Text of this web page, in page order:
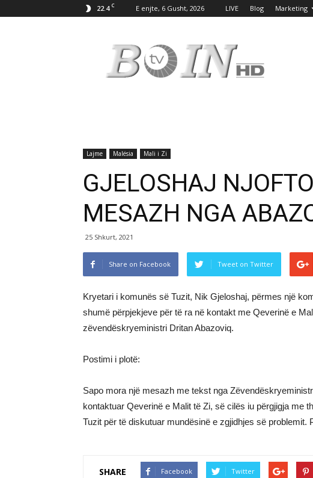
22.4 C E enjte, 6 Gusht, 2026 LIVE Blog Marketing
Boin
Lajme Malësia Mali i Zi
GJELOSHAJ
MESAZH NGA
25 Shkurt, 2021
Share on Facebook Tweet on Twitter
Kryetari i komunës së Tuzit, Nik Gjeloshaj, përmes një
shumë përpjekjeve për të ra në kontakt me Qeverinë e
zëvendëskryeministri Dritan Abazoviq.
Postimi i plotë:
Sapo mora një mesazh me tekst nga
kontaktuar Qeverinë e Malit të Zi, së cilës iu përgjigja me
Tuzit për të diskutuar mundësinë e zgjidhjes së problemit.
SHARE Facebook Twitter